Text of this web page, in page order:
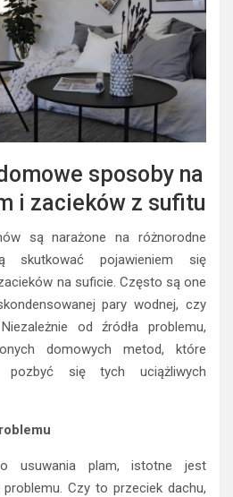
sposoby na
i zacieków z sufitu
są narażone na różnorodne
skutkować pojawieniem się
na suficie. Często są one
pary wodnej, czy
od źródła problemu,
domowych metod, które
pozbyć się tych uciążliwych
usuwania plam, istotne jest
problemu. Czy to przeciek dachu,